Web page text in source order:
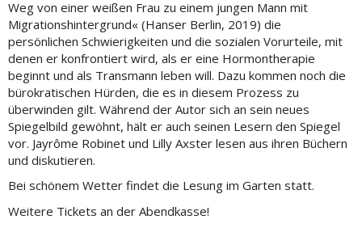
Weg von einer weißen Frau zu einem jungen Mann mit
Migrationshintergrund« (Hanser Berlin, 2019) die
persönlichen Schwierigkeiten und die sozialen Vorurteile, mit
denen er konfrontiert wird, als er eine Hormontherapie
beginnt und als Transmann leben will. Dazu kommen noch die
bürokratischen Hürden, die es in diesem Prozess zu
überwinden gilt. Während der Autor sich an sein neues
Spiegelbild gewöhnt, hält er auch seinen Lesern den Spiegel
vor. Jayrôme Robinet und Lilly Axster lesen aus ihren Büchern
und diskutieren.
Bei schönem Wetter findet die Lesung im Garten statt.
Weitere Tickets an der Abendkasse!